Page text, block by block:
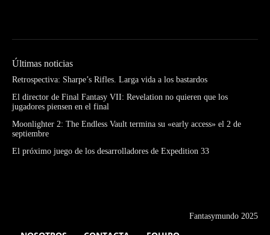
Últimas noticias
Retrospectiva: Sharpe’s Rifles. Larga vida a los bastardos
El director de Final Fantasy VII: Revelation no quieren que los
jugadores piensen en el final
Moonlighter 2: The Endless Vault termina su «early access» el 2 de
septiembre
El próximo juego de los desarrolladores de Expedition 33
Fantasymundo 2025